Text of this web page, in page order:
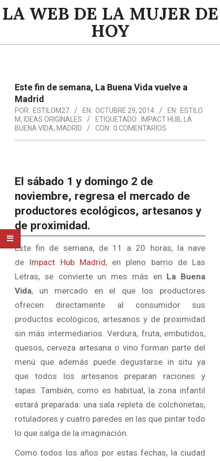
Saltar
alLA WEB DE LA MUJER DE
HOY
navegación
principal
Este fin de semana, La Buena Vida vuelve a
Madrid
POR: ESTILOM27 EN: OCTUBRE 29, 2014 EN: ESTILO
M, IDEAS ORIGINALES ETIQUETADO: IMPACT HUB,
LA
BUENA VIDA, MADRID CON: 0 COMENTARIOS
El sábado 1 y domingo 2 de
noviembre, regresa el mercado de
productores ecológicos, artesanos y
de proximidad.
Este fin de semana, de 11 a 20 horas, la nave
de Impact Hub Madrid, en pleno barrio de Las
Letras, se convierte un mes más en La Buena
Vida, un mercado en el que los productores
ofrecen directamente al consumidor sus
productos ecológicos, artesanos y de proximidad
sin más intermediarios. Verdura, fruta, embutidos,
quesos, cerveza artesana o vino forman parte del
menú que además puede degustarse in situ ya
que todos los artesanos preparan raciones y
tapas. También, como es habitual, la zona infantil
estará preparada: una sala repleta de colchonetas,
rotuladores y cuatro paredes en las que pintar todo
lo que salga de la imaginación.
Como todos los años por estas fechas, la ciudad